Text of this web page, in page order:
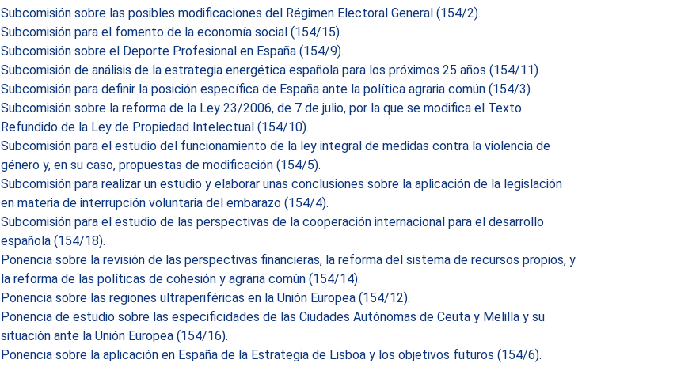
Subcomisión sobre las posibles modificaciones del Régimen Electoral General (154/2).
Subcomisión para el fomento de la economía social (154/15).
Subcomisión sobre el Deporte Profesional en España (154/9).
Subcomisión de análisis de la estrategia energética española para los próximos 25 años (154/11).
Subcomisión para definir la posición específica de España ante la política agraria común (154/3).
Subcomisión sobre la reforma de la Ley 23/2006, de 7 de julio, por la que se modifica el Texto
Refundido de la Ley de Propiedad Intelectual (154/10).
Subcomisión para el estudio del funcionamiento de la ley integral de medidas contra la violencia de
género y, en su caso, propuestas de modificación (154/5).
Subcomisión para realizar un estudio y elaborar unas conclusiones sobre la aplicación de la legislación
en materia de interrupción voluntaria del embarazo (154/4).
Subcomisión para el estudio de las perspectivas de la cooperación internacional para el desarrollo
española (154/18).
Ponencia sobre la revisión de las perspectivas financieras, la reforma del sistema de recursos propios, y
la reforma de las políticas de cohesión y agraria común (154/14).
Ponencia sobre las regiones ultraperiféricas en la Unión Europea (154/12).
Ponencia de estudio sobre las especificidades de las Ciudades Autónomas de Ceuta y Melilla y su
situación ante la Unión Europea (154/16).
Ponencia sobre la aplicación en España de la Estrategia de Lisboa y los objetivos futuros (154/6).